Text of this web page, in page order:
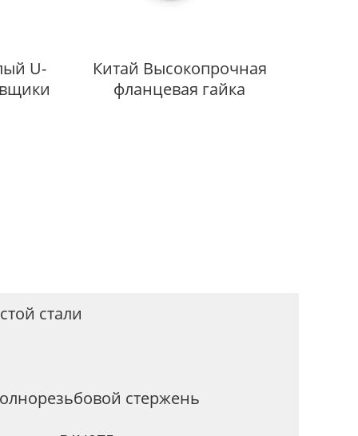
U-
Китай Высокопрочная
фланцевая гайка
стали
стержень